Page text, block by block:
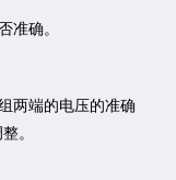
准确。
两端的电压的准确
。